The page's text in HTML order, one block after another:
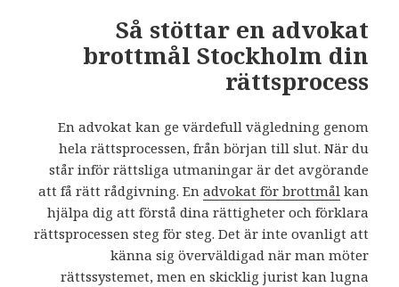
Så stöttar en advokat
brottmål Stockholm din
rättsprocess
En advokat kan ge värdefull vägledning genom
hela rättsprocessen, från början till slut. När du
står inför rättsliga utmaningar är det avgörande
att få rätt rådgivning. En advokat för brottmål kan
hjälpa dig att förstå dina rättigheter och förklara
rättsprocessen steg för steg. Det är inte ovanligt att
känna sig överväldigad när man möter
rättssystemet, men en skicklig jurist kan lugna